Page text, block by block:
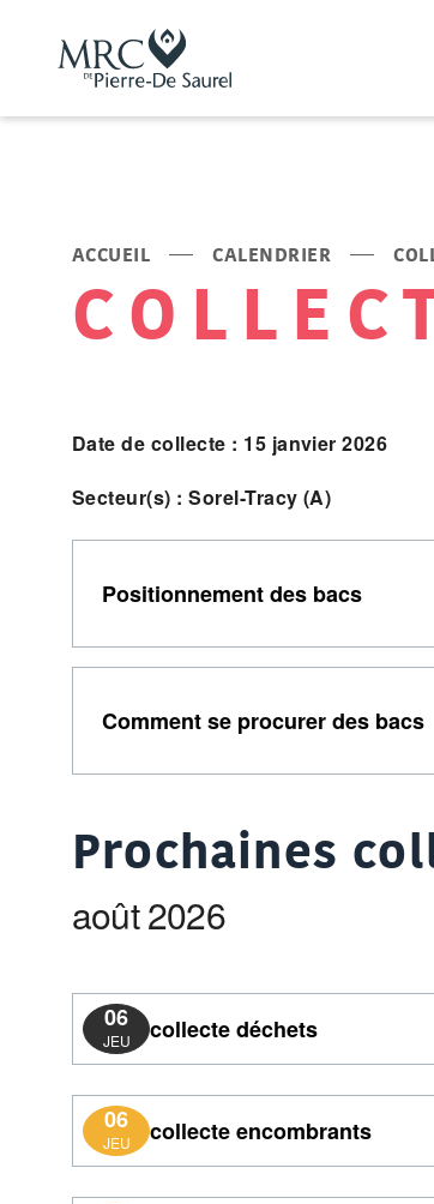
ACCUEIL CALENDRIER
Date de collecte : 15 janvier 2026
Secteur(s) : Sorel-Tracy (A)
Positionnement des bacs
Comment se procurer des bacs
Prochaines
août 2026
06
JEU collecte déchets
06
JEU collecte encombrants